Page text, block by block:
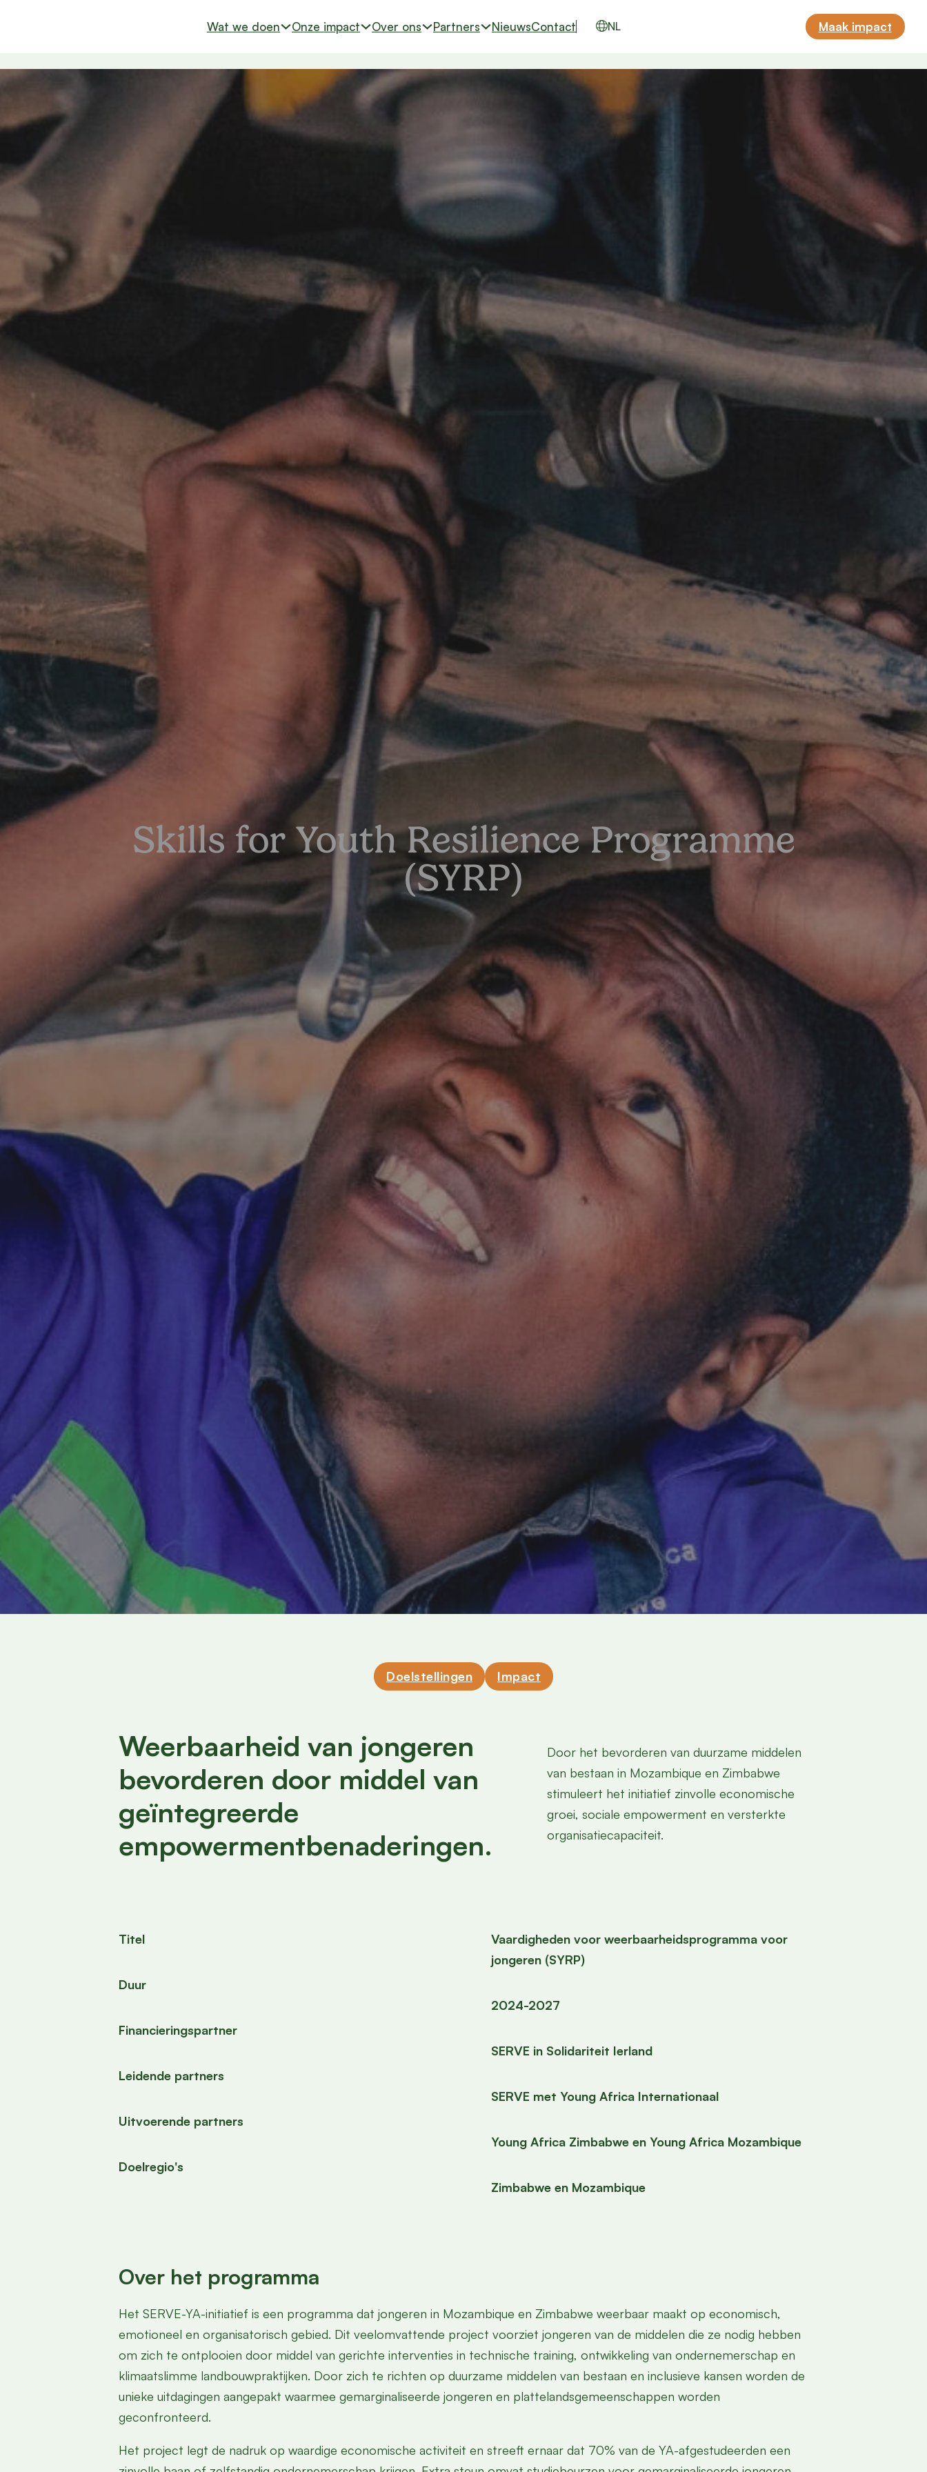
Wat we doen Onze impact Over ons Partners NieuwsContact NL Maak impact
Skills for Youth Resilience Programme
(SYRP)
Doelstellingen Impact
Weerbaarheid van jongeren
bevorderen door middel van
geïntegreerde
empowermentbenaderingen.
Door het bevorderen van duurzame middelen
van bestaan in Mozambique en Zimbabwe
stimuleert het initiatief zinvolle economische
groei, sociale empowerment en versterkte
organisatiecapaciteit.
Titel
Duur
Financieringspartner
Leidende partners
Uitvoerende partners
Doelregio's
Vaardigheden voor weerbaarheidsprogramma voor
jongeren (SYRP)
2024-2027
SERVE in Solidariteit Ierland
SERVE met Young Africa Internationaal
Young Africa Zimbabwe en Young Africa Mozambique
Zimbabwe en Mozambique
Over het programma
Het SERVE-YA-initiatief is een programma dat jongeren in Mozambique en Zimbabwe weerbaar maakt op economisch,
emotioneel en organisatorisch gebied. Dit veelomvattende project voorziet jongeren van de middelen die ze nodig hebben
om zich te ontplooien door middel van gerichte interventies in technische training, ontwikkeling van ondernemerschap en
klimaatslimme landbouwpraktijken. Door zich te richten op duurzame middelen van bestaan en inclusieve kansen worden de
unieke uitdagingen aangepakt waarmee gemarginaliseerde jongeren en plattelandsgemeenschappen worden
geconfronteerd.
Het project legt de nadruk op waardige economische activiteit en streeft ernaar dat 70% van de YA-afgestudeerden een